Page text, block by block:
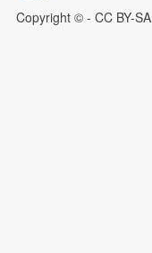
Copyright © - CC BY-SA